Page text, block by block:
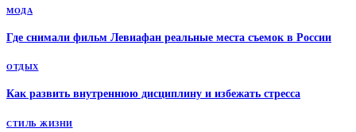
МОДА
Где снимали фильм Левиафан реальные места съемок в России
ОТДЫХ
Как развить внутреннюю дисциплину и избежать стресса
СТИЛЬ ЖИЗНИ